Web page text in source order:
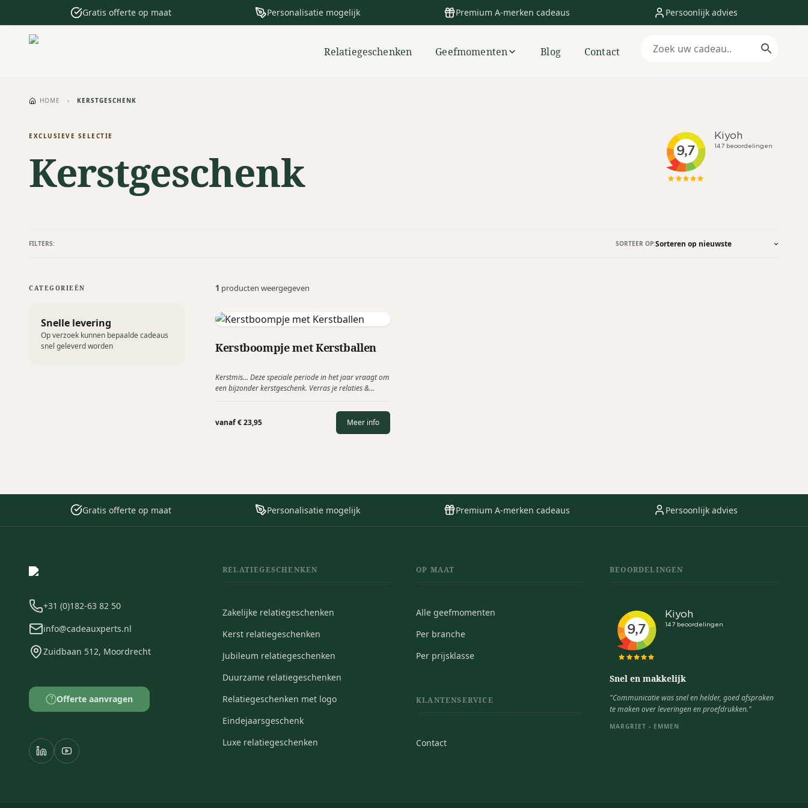
Gratis offerte op maat Personalisatie mogelijk Premium A-merken cadeaus Persoonlijk advies
Relatiegeschenken Geefmomenten Blog Contact
HOME › KERSTGESCHENK
EXCLUSIEVE SELECTIE
Kerstgeschenk
FILTERS: SORTEER OP:
CATEGORIEËN
Snelle levering
Op verzoek kunnen bepaalde cadeaus
snel geleverd worden
1 producten weergegeven
Kerstboompje met Kerstballen
Kerstmis… Deze speciale periode in het jaar vraagt om
een bijzonder kerstgeschenk. Verras je relaties &
Leuk als versiering in huis en leuk als aandenken aan
de kerstdagen. Na Oud & Nieuw kan het boompje
naar buiten, zodat het kan groeien tot een grote
vanaf € 23,95 Meer info
Gratis offerte op maat Personalisatie mogelijk Premium A-merken cadeaus Persoonlijk advies
+31 (0)182-63 82 50
info@cadeauxperts.nl
Zuidbaan 512, Moordrecht
? Offerte aanvragen
RELATIEGESCHENKEN
Zakelijke relatiegeschenken
Kerst relatiegeschenken
Jubileum relatiegeschenken
Duurzame relatiegeschenken
Relatiegeschenken met logo
Eindejaarsgeschenk
Luxe relatiegeschenken
OP MAAT
Alle geefmomenten
Per branche
Per prijsklasse
KLANTENSERVICE
Contact
BEOORDELINGEN
Snel en makkelijk
"Communicatie was snel en helder, goed afspraken
te maken over leveringen en proefdrukken."
MARGRIET - EMMEN